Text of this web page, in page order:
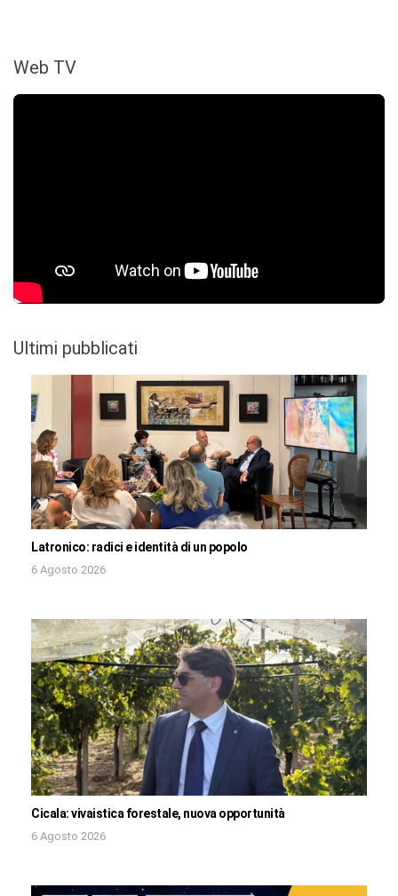
Web TV
Ultimi pubblicati
Latronico: radici e identità di un popolo
6 Agosto 2026
Cicala: vivaistica forestale, nuova opportunità
6 Agosto 2026